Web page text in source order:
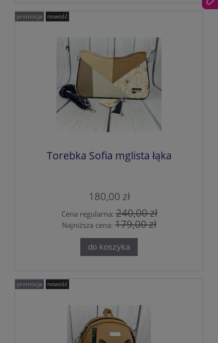
Torebka Sofia mglista łąka
180,00 zł
Cena regularna:240,00 zł
Najniższa cena: 179,00 zł
do koszyka
promocja nowość
promocja nowość